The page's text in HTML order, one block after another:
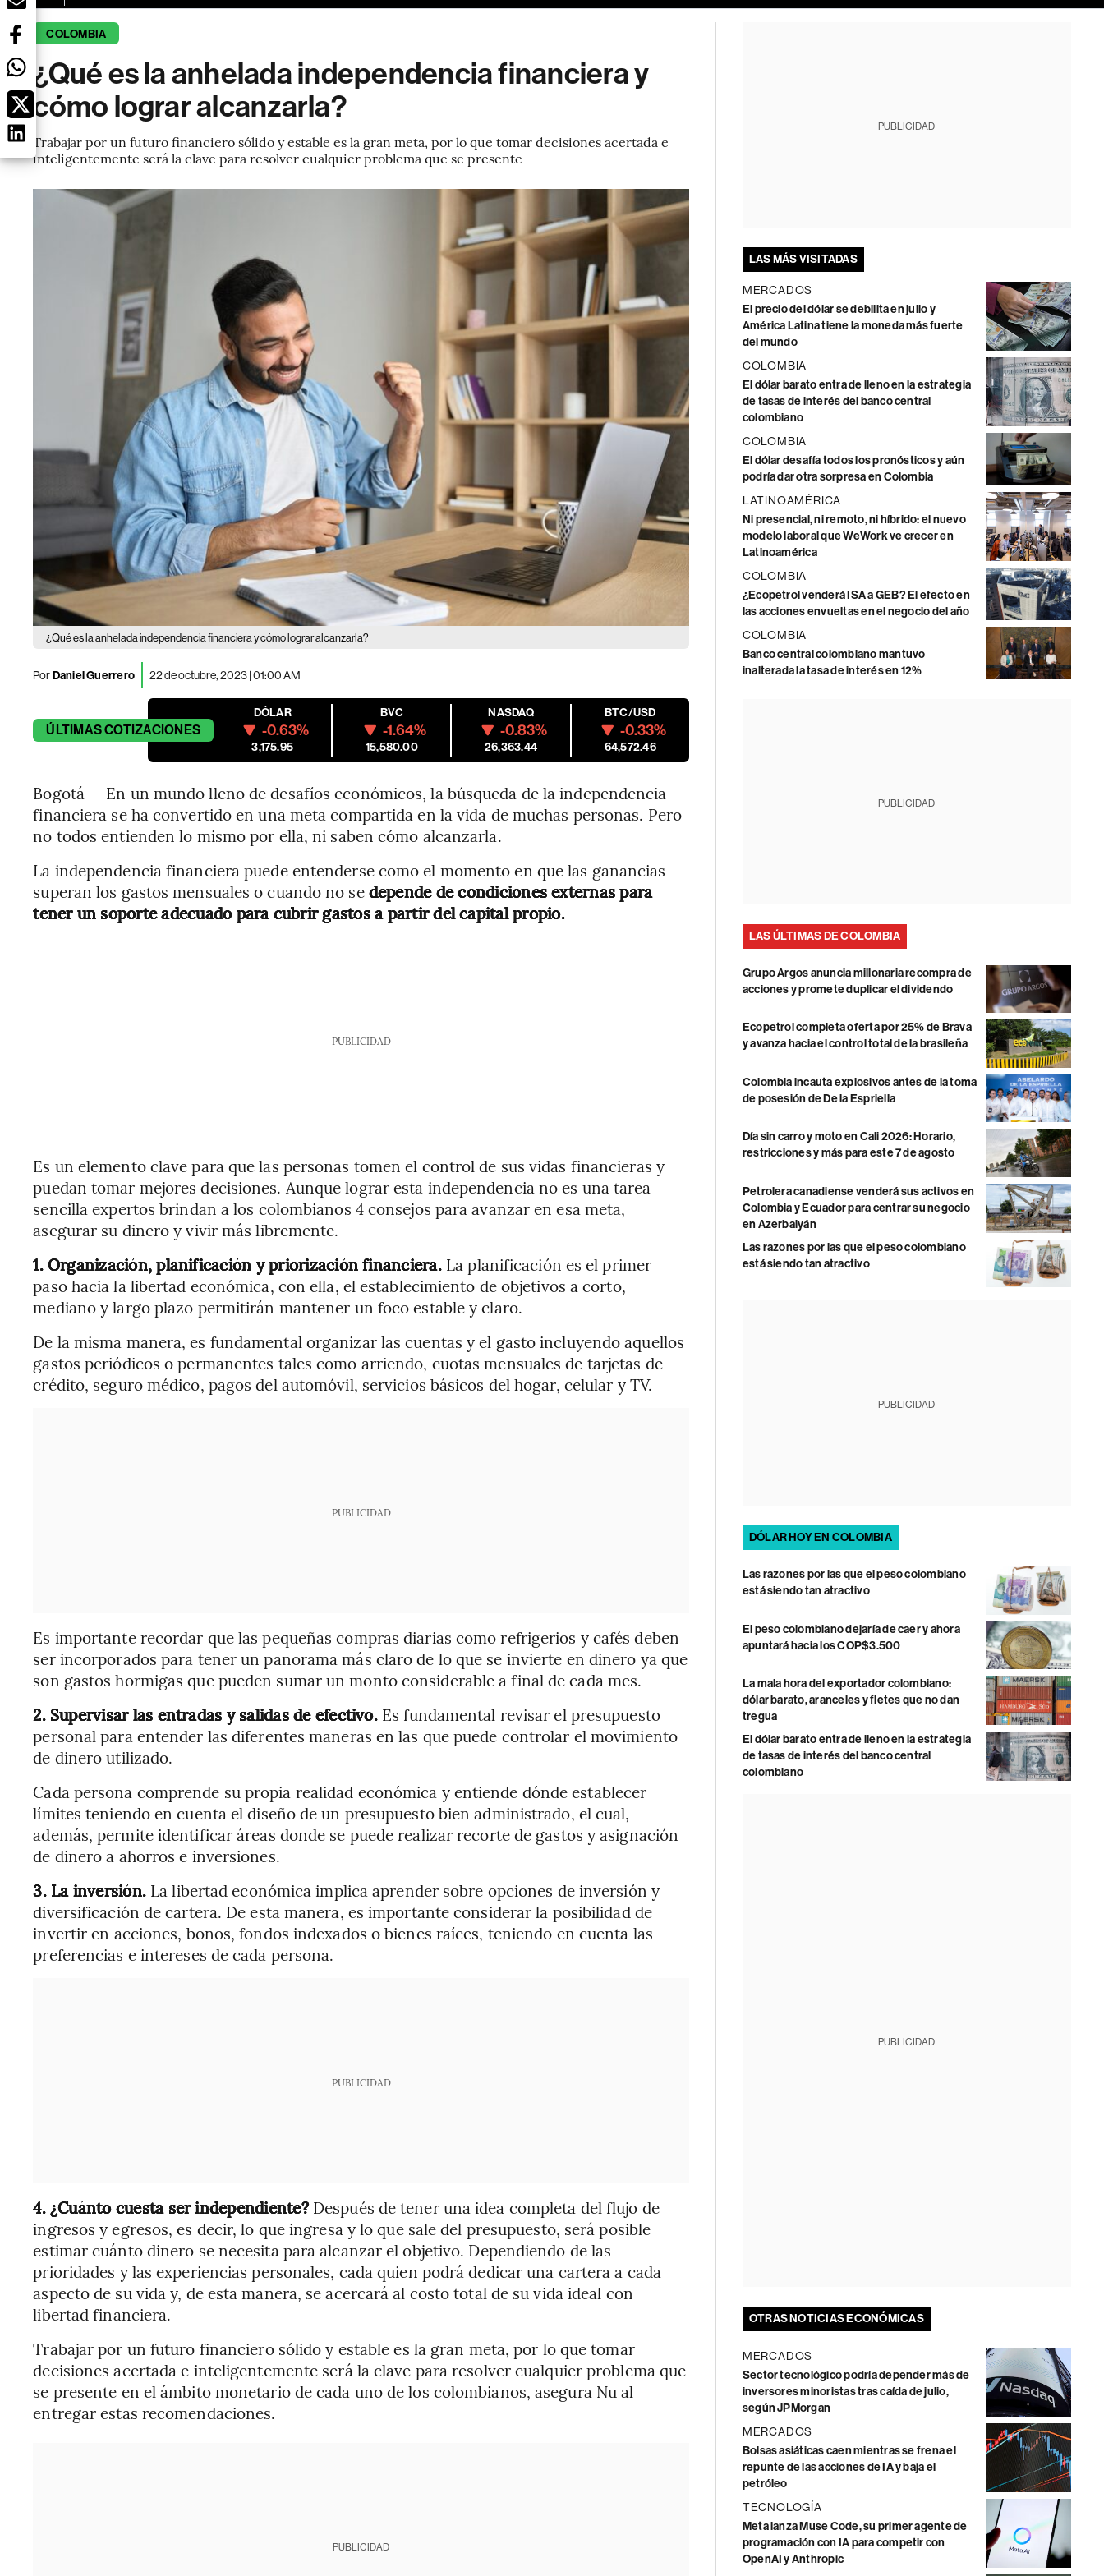
COLOMBIA
¿Qué es la anhelada independencia financiera y
cómo lograr alcanzarla?
Trabajar por un futuro financiero sólido y estable es la gran meta, por lo que tomar decisiones acertada e
inteligentemente será la clave para resolver cualquier problema que se presente
¿Qué es la anhelada independencia financiera y cómo lograr alcanzarla?
PorDaniel Guerrero 22 de octubre, 2023 | 01:00 AM
ÚLTIMASCOTIZACIONES
DÓLAR
-0.63%
3,175.95
BVC
-1.64%
15,580.00
NASDAQ
-0.83%
26,363.44
BTC/USD
-0.33%
64,572.46
Bogotá — En un mundo lleno de desafíos económicos, la búsqueda de la independencia
financiera se ha convertido en una meta compartida en la vida de muchas personas. Pero
no todos entienden lo mismo por ella, ni saben cómo alcanzarla.
La independencia financiera puede entenderse como el momento en que las ganancias
superan los gastos mensuales o cuando no sedepende de condiciones externas para
tener un soporte adecuado para cubrir gastos a partir del capital propio.
PUBLICIDAD
Es un elemento clave para que las personas tomen el control de sus vidas financieras y
puedan tomar mejores decisiones. Aunque lograr esta independencia no es una tarea
sencilla expertos brindan a los colombianos 4 consejos para avanzar en esa meta,
asegurar su dinero y vivir más libremente.
1. Organización, planificación y priorización financiera. La planificación es el primer
paso hacia la libertad económica, con ella, el establecimiento de objetivos a corto,
mediano y largo plazo permitirán mantener un foco estable y claro.
De la misma manera, es fundamental organizar las cuentas y el gasto incluyendo aquellos
gastos periódicos o permanentes tales como arriendo, cuotas mensuales de tarjetas de
crédito, seguro médico, pagos del automóvil, servicios básicos del hogar, celular y TV.
PUBLICIDAD
Es importante recordar que las pequeñas compras diarias como refrigerios y cafés deben
ser incorporados para tener un panorama más claro de lo que se invierte en dinero ya que
son gastos hormigas que pueden sumar un monto considerable a final de cada mes.
2. Supervisar las entradas y salidas de efectivo. Es fundamental revisar el presupuesto
personal para entender las diferentes maneras en las que puede controlar el movimiento
de dinero utilizado.
Cada persona comprende su propia realidad económica y entiende dónde establecer
límites teniendo en cuenta el diseño de un presupuesto bien administrado, el cual,
además, permite identificar áreas donde se puede realizar recorte de gastos y asignación
de dinero a ahorros e inversiones.
3. La inversión. La libertad económica implica aprender sobre opciones de inversión y
diversificación de cartera. De esta manera, es importante considerar la posibilidad de
invertir en acciones, bonos, fondos indexados o bienes raíces, teniendo en cuenta las
preferencias e intereses de cada persona.
PUBLICIDAD
4. ¿Cuánto cuesta ser independiente?Después de tener una idea completa del flujo de
ingresos y egresos, es decir, lo que ingresa y lo que sale del presupuesto, será posible
estimar cuánto dinero se necesita para alcanzar el objetivo. Dependiendo de las
prioridades y las experiencias personales, cada quien podrá dedicar una cartera a cada
aspecto de su vida y, de esta manera, se acercará al costo total de su vida ideal con
libertad financiera.
Trabajar por un futuro financiero sólido y estable es la gran meta, por lo que tomar
decisiones acertada e inteligentemente será la clave para resolver cualquier problema que
se presente en el ámbito monetario de cada uno de los colombianos, asegura Nu al
entregar estas recomendaciones.
PUBLICIDAD
PUBLICIDAD
LAS MÁS VISITADAS
MERCADOS
El precio del dólar se debilita en julio y
América Latina tiene la moneda más fuerte
del mundo
COLOMBIA
El dólar barato entra de lleno en la estrategia
de tasas de interés del banco central
colombiano
COLOMBIA
El dólar desafía todos los pronósticos y aún
podría dar otra sorpresa en Colombia
LATINOAMÉRICA
Ni presencial, ni remoto, ni híbrido: el nuevo
modelo laboral que WeWork ve crecer en
Latinoamérica
COLOMBIA
¿Ecopetrol venderá ISA a GEB? El efecto en
las acciones envueltas en el negocio del año
COLOMBIA
Banco central colombiano mantuvo
inalterada la tasa de interés en 12%
PUBLICIDAD
LAS ÚLTIMAS DE COLOMBIA
Grupo Argos anuncia millonaria recompra de
acciones y promete duplicar el dividendo
Ecopetrol completa oferta por 25% de Brava
y avanza hacia el control total de la brasileña
Colombia incauta explosivos antes de la toma
de posesión de De la Espriella
Día sin carro y moto en Cali 2026: Horario,
restricciones y más para este 7 de agosto
Petrolera canadiense venderá sus activos en
Colombia y Ecuador para centrar su negocio
en Azerbaiyán
Las razones por las que el peso colombiano
está siendo tan atractivo
PUBLICIDAD
DÓLAR HOY EN COLOMBIA
Las razones por las que el peso colombiano
está siendo tan atractivo
El peso colombiano dejaría de caer y ahora
apuntará hacia los COP$3.500
La mala hora del exportador colombiano:
dólar barato, aranceles y fletes que no dan
tregua
El dólar barato entra de lleno en la estrategia
de tasas de interés del banco central
colombiano
PUBLICIDAD
OTRAS NOTICIAS ECONÓMICAS
MERCADOS
Sector tecnológico podría depender más de
inversores minoristas tras caída de julio,
según JPMorgan
MERCADOS
Bolsas asiáticas caen mientras se frena el
repunte de las acciones de IA y baja el
petróleo
TECNOLOGÍA
Meta lanza Muse Code, su primer agente de
programación con IA para competir con
OpenAI y Anthropic